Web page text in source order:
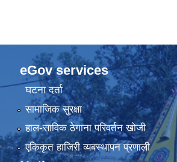
eGov services
घटना दर्ता
सामाजिक सुरक्षा
हाल-साविक ठेगाना परिवर्तन खोजी
एकिकृत हाजिरी व्यबस्थापन प्रणाली